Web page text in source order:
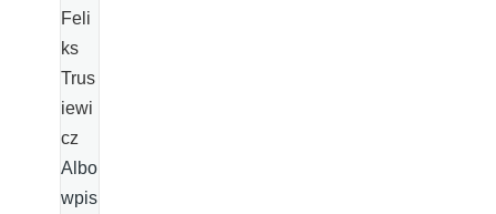
Feli
ks
Trus
iewi
cz
Albo
wpis